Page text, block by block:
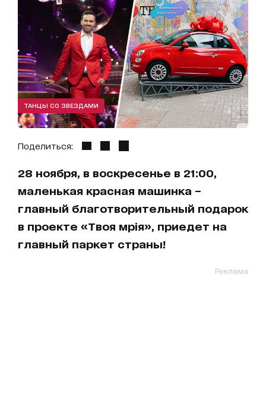
ТАНЦЫ СО ЗВЕЗДАМИ
Поделиться:
28 ноября, в воскресенье в 21:00,
маленькая красная машинка –
главный благотворительный подарок
в проекте «Твоя мрія», приедет на
главный паркет страны!
Реклама